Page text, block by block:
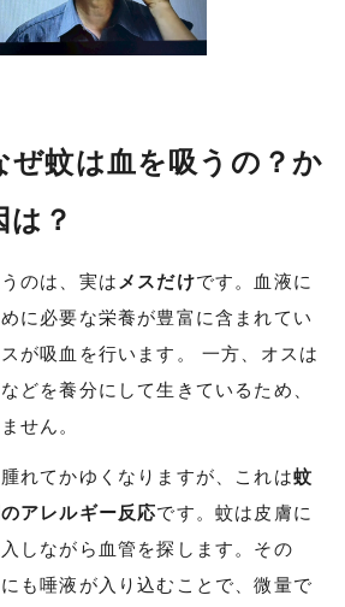
ぜ蚊は血を吸うの？か
？
のは、実は メスだけです。血液に
に必要な栄養が豊富に含まれてい
が吸血を行います。 一方、オスは
どを養分にして生きているため、
せん。
れてかゆくなりますが、これは蚊
アレルギー反応です。蚊は皮膚に
しながら血管を探します。その
も唾液が入り込むことで、微量で